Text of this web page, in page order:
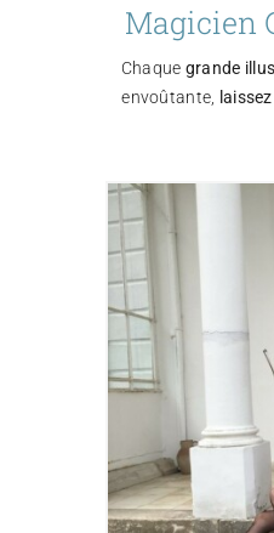
Magicien
Chaque grande
envoûtante,